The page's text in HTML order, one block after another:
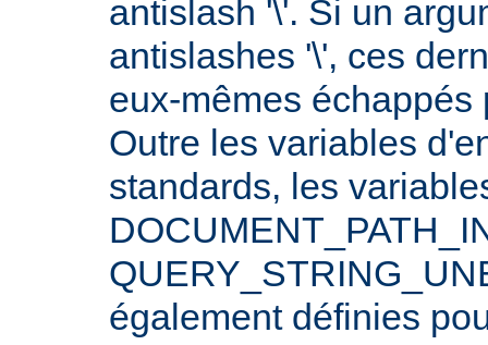
antislash '\'. Si un
antislashes '\', ces
eux-mêmes échappés
Outre les variables
standards, les
également définies